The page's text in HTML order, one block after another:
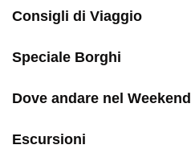
Consigli di Viaggio
Speciale Borghi
Dove andare nel Weekend
Escursioni